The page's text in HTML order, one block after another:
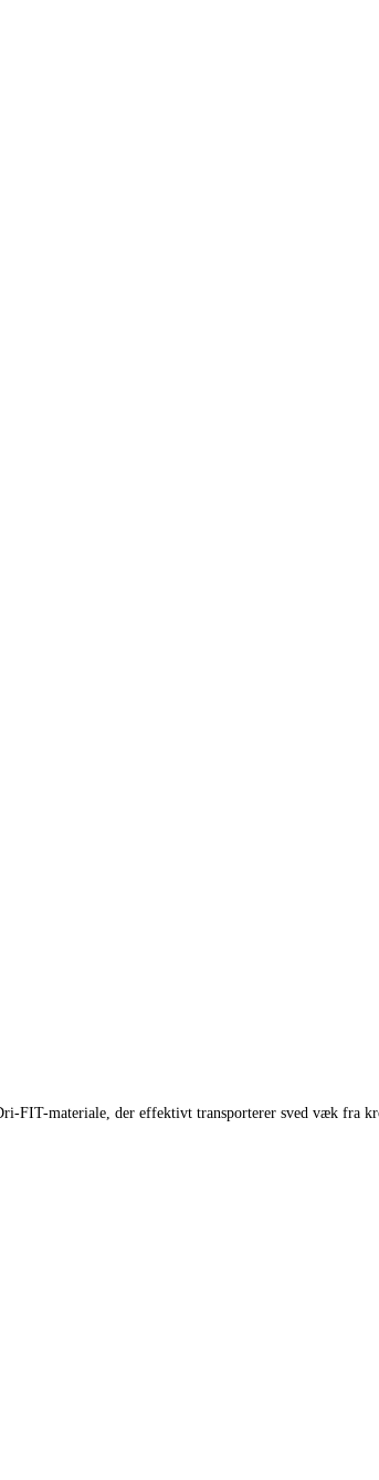
FIT-materiale, der effektivt transporterer sved væk fra